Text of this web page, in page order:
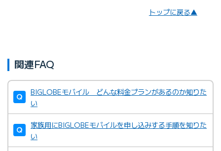
トップに戻る▲
関連FAQ
BIGLOBEモバイル どんな料金プランがあるのか知りた
い
家族用にBIGLOBEモバイルを申し込みする手順を知りた
い